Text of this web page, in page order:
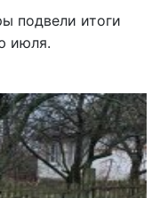
подвели итоги
июля.